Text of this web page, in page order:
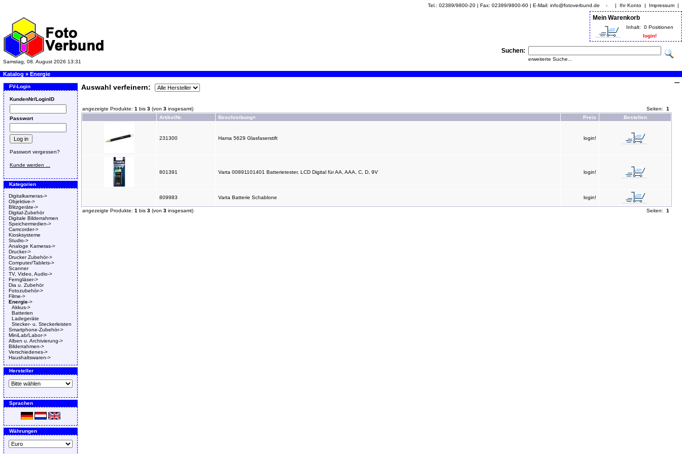
Tel.: 02389/9800-20 | Fax: 02389/9800-60 | E-Mail: info@fotoverbund.de - | Ihr Konto | Impressum |
Samstag, 08. August 2026 13:31
Mein Warenkorb
Inhalt:
0 Positionen
login!
Suchen:
erweiterte Suche...
Katalog » Energie
FV-Login
KundenNr/LoginID
Passwort
Passwort vergessen?
Kunde werden ...
Kategorien
Digitalkameras->
Objektive->
Blitzgeräte->
Digital-Zubehör
Digitale Bilderrahmen
Speichermedien->
Camcorder->
Kiosksysteme
Studio->
Analoge Kameras->
Drucker->
Drucker Zubehör->
Computer/Tablets->
Scanner
TV, Video, Audio->
Ferngläser->
Dia u. Zubehör
Fotozubehör->
Filme->
Energie->
Akkus->
Batterien
Ladegeräte
Stecker- u. Steckerleisten
Smartphone-Zubehör->
MiniLab/Labor->
Alben u. Archivierung->
Bilderrahmen->
Verschiedenes->
Haushaltswaren->
Hersteller
Sprachen
Währungen
Auswahl verfeinern:
angezeigte Produkte: 1 bis 3 (von 3 insgesamt) Seiten: 1
ArtikelNr.
Beschreibung+ Preis Bestellen
231300 Hama 5629 Glasfaserstift login!
801391 Varta 00891101401 Batterietester, LCD Digital für AA, AAA, C, D, 9V login!
809983 Varta Batterie Schablone login!
angezeigte Produkte: 1 bis 3 (von 3 insgesamt) Seiten: 1